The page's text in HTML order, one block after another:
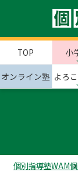
TOP 小
オンライン塾 よろ
個別指導塾WAM